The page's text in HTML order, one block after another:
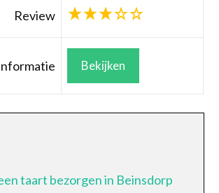
Review
Bekijken
taart bezorgen in Beinsdorp